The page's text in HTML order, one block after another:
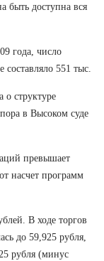
быть доступна вся
года, число
551 тыс.
структуре
в Высоком суде
превышает
насчет программ
В ходе торгов
до 59,925 рубля,
рубля (минус